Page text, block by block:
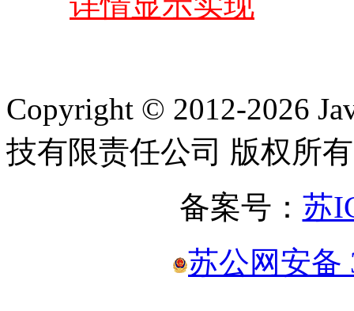
Copyright © 2012-2026
技有限责任公司 版权所有
备案号： 苏
苏公网安备